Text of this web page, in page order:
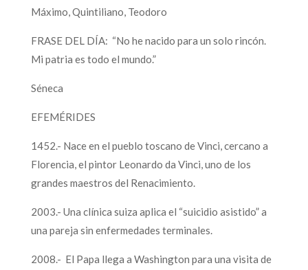
Máximo, Quintiliano, Teodoro
FRASE DEL DÍA: “No he nacido para un solo rincón.
Mi patria es todo el mundo.”
Séneca
EFEMÉRIDES
1452.- Nace en el pueblo toscano de Vinci, cercano a
Florencia, el pintor Leonardo da Vinci, uno de los
grandes maestros del Renacimiento.
2003.- Una clínica suiza aplica el “suicidio asistido” a
una pareja sin enfermedades terminales.
2008.- El Papa llega a Washington para una visita de